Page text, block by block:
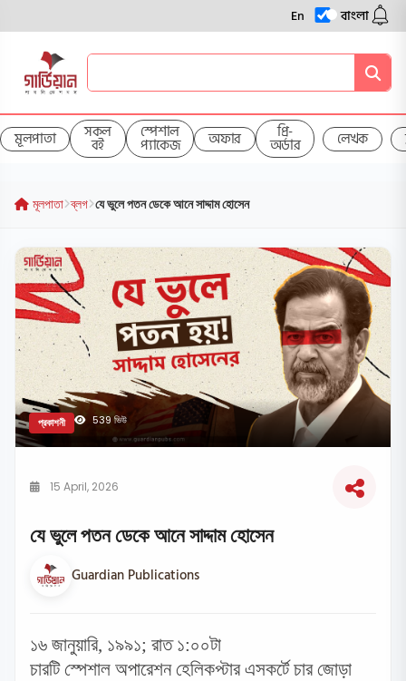
En বাংলা
মূলপাতা সকল
বই
স্পেশাল
প্যাকেজ অফার প্রি-
অর্ডার লেখক
মূলপাতা ব্লগ যে ভুলে পতন ডেকে আনে সাদ্দাম হোসেন
প্রকাশনী 539 ভিউ
15 April, 2026
যে ভুলে পতন ডেকে আনে সাদ্দাম হোসেন
Guardian Publications
১৬ জানুয়ারি, ১৯৯১; রাত ১:০০টা
চারটি স্পেশাল অপারেশন হেলিকপ্টার এসকর্টে চার জোড়া